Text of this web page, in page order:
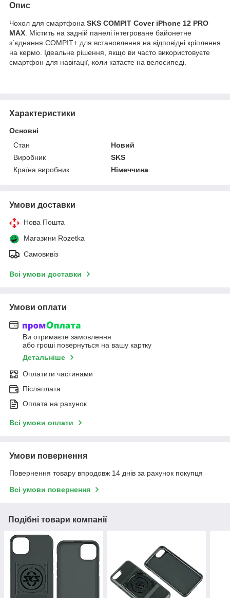
Опис
Чохол для смартфона SKS COMPIT Cover iPhone 12 PRO
MAX . Містить на задній панелі інтегроване байонетне
з`єднання COMPIT+ для встановлення на відповідні кріплення
на кермо. Ідеальне рішення, якщо ви часто використовуєте
смартфон для навігації, коли катаєте на велосипеді.
Характеристики
Основні
Стан
Новий
Виробник
SKS
Країна виробник
Німеччина
Умови доставки
Нова Пошта
Магазини Rozetka
Самовивіз
Всі умови доставки
Умови оплати
Ви отримаєте замовлення
або гроші повернуться на вашу картку
Детальніше
Оплатити частинами
Післяплата
Оплата на рахунок
Всі умови оплати
Умови повернення
Повернення товару впродовж 14 днів за рахунок покупця
Всі умови повернення
Подібні товари компанії